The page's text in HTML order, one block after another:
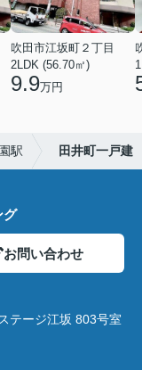
吹田市江坂町２丁目
2LDK (56.70㎡)
9.9万円
駅 田井町一戸建
グ
お問い合わせ
テージ江坂 803号室